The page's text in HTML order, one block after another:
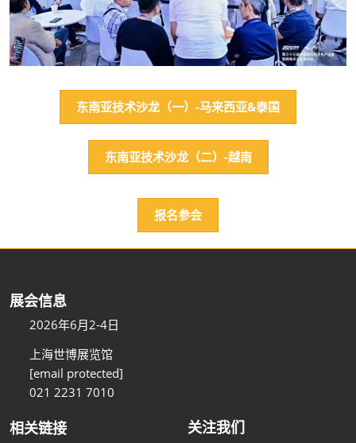
东南亚技术沙龙（一）-马来西亚&泰国
东南亚技术沙龙（二）-越南
报名参会
展会信息
2026年6月2-4日
上海世博展览馆
[email protected]
021 2231 7010
相关链接 关注我们